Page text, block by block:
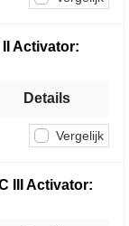
Activator:
Vergelijk
Details
III Activator: